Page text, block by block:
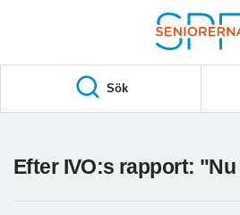
S
A
Sök
Efter IVO:s rapport: